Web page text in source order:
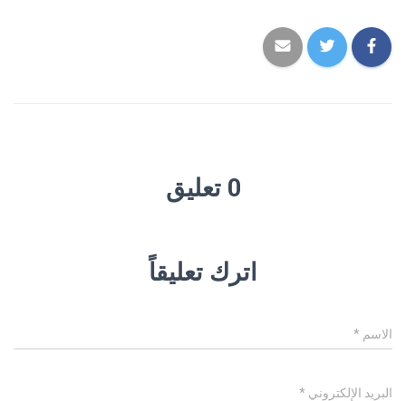
0 تعليق
اترك تعليقاً
الاسم *
البريد الإلكتروني *